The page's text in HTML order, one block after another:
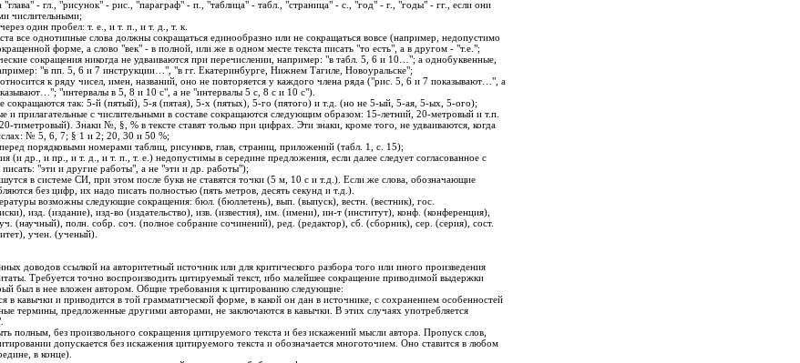
- гл., "рисунок" - рис., "параграф" - п., "таблица" - табл., "страница" - с., "год" - г., "годы" - гг., если они
числительными;
один пробел: т. е., и т. п., и т. д., т. к.
все однотипные слова должны сокращаться единообразно или не сокращаться вовсе (например, недопустимо
форме, а слово "век" - в полной, или же в одном месте текста писать "то есть", а в другом - "т.е.";
сокращения никогда не удваиваются при перечислении, например: "в табл. 5, 6 и 10…"; а однобуквенные,
"в пп. 5, 6 и 7 инструкции…", "в гг. Екатеринбурге, Нижнем Тагиле, Новоуральске";
к ряду чисел, имен, названий, оно не повторяется у каждого члена ряда ("рис. 5, 6 и 7 показывают…", а
"интервалы в 5, 8 и 10 с", а не "интервалы 5 с, 8 с и 10 с").
сокращаются так: 5-й (пятый), 5-я (пятая), 5-х (пятых), 5-го (пятого) и т.д. (но не 5-ый, 5-ая, 5-ых, 5-ого);
прилагательные с числительными в составе сокращаются следующим образом: 15-летний, 20-метровый и т.п.
тиметровый). Знаки №, §, % в тексте ставят только при цифрах. Эти знаки, кроме того, не удваиваются, когда
№ 5, 6, 7; § 1 и 2; 20, 30 и 50 %;
порядковыми номерами таблиц, рисунков, глав, страниц, приложений (табл. 1, с. 15);
др., и пр., и т. д., и т. п., т. е.) недопустимы в середине предложения, если далее следует согласованное с
"эти и другие работы", а не "эти и др. работы");
в системе СИ, при этом после букв не ставятся точки (5 м, 10 с и т.д.). Если же слова, обозначающие
без цифр, их надо писать полностью (пять метров, десять секунд и т.д.).
возможны следующие сокращения: бюл. (бюллетень), вып. (выпуск), вестн. (вестник), гос.
изд. (издание), изд-во (издательство), изв. (известия), им. (имени), ин-т (институт), конф. (конференция),
(научный), полн. собр. соч. (полное собрание сочинений), ред. (редактор), сб. (сборник), сер. (серия), сост.
учен. (ученый).
доводов ссылкой на авторитетный источник или для критического разбора того или иного произведения
Требуется точно воспроизводить цитируемый текст, ибо малейшее сокращение приводимой выдержки
был в нее вложен автором. Общие требования к цитированию следующие:
в кавычки и приводится в той грамматической форме, в какой он дан в источнике, с сохранением особенностей
термины, предложенные другими авторами, не заключаются в кавычки. В этих случаях употребляется
без произвольного сокращения цитируемого текста и без искажений мысли автора. Пропуск слов,
допускается без искажения цитируемого текста и обозначается многоточием. Оно ставится в любом
в конце).